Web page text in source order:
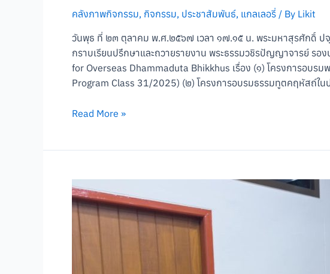
คลังภาพกิจกรรม, กิจกรรม, ประชาสัมพันธ์, แกลเลอรี่ / By Likit
วันพุธ ที่ ๒๓ ตุลาคม พ.ศ.๒๕๖๗ เวลา ๑๗.๑๕ น. พระมหาสุรศักดิ์ ปจฺ
กราบเรียนปรึกษาและถวายรายงาน พระธรรมวชิรปัญญาจารย์ รอ
for Overseas Dhammaduta Bhikkhus เรื่อง (๑) โครงการอบร
Program Class 31/2025) (๒) โครงการอบรมธรรมทูตคฤหัสถ์ใ
Read More »